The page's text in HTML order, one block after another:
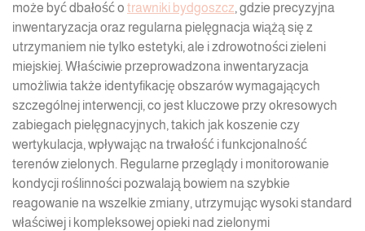
może być dbałość o trawniki bydgoszcz, gdzie precyzyjna
inwentaryzacja oraz regularna pielęgnacja wiążą się z
utrzymaniem nie tylko estetyki, ale i zdrowotności zieleni
miejskiej. Właściwie przeprowadzona inwentaryzacja
umożliwia także identyfikację obszarów wymagających
szczególnej interwencji, co jest kluczowe przy okresowych
zabiegach pielęgnacyjnych, takich jak koszenie czy
wertykulacja, wpływając na trwałość i funkcjonalność
terenów zielonych. Regularne przeglądy i monitorowanie
kondycji roślinności pozwalają bowiem na szybkie
reagowanie na wszelkie zmiany, utrzymując wysoki standard
właściwej i kompleksowej opieki nad zielonymi